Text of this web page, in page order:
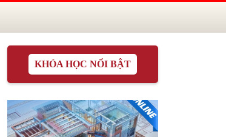
KHÓA HỌC NỔI BẬT